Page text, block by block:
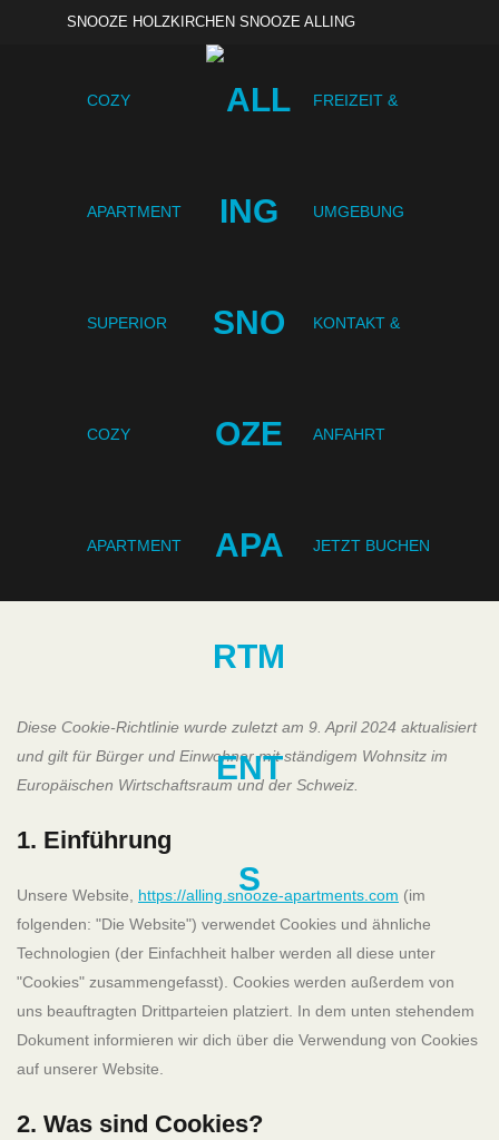
SNOOZE HOLZKIRCHEN SNOOZE ALLING
COZY
APARTMENT
SUPERIOR
COZY
APARTMENT
FREIZEIT &
UMGEBUNG
KONTAKT &
ANFAHRT
JETZT BUCHEN
Diese Cookie-Richtlinie wurde zuletzt am 9. April 2024 aktualisiert
und gilt für Bürger und Einwohner mit ständigem Wohnsitz im
Europäischen Wirtschaftsraum und der Schweiz.
1. Einführung
Unsere Website, https://alling.snooze-apartments.com (im
folgenden: "Die Website") verwendet Cookies und ähnliche
Technologien (der Einfachheit halber werden all diese unter
"Cookies" zusammengefasst). Cookies werden außerdem von
uns beauftragten Drittparteien platziert. In dem unten stehendem
Dokument informieren wir dich über die Verwendung von Cookies
auf unserer Website.
2. Was sind Cookies?